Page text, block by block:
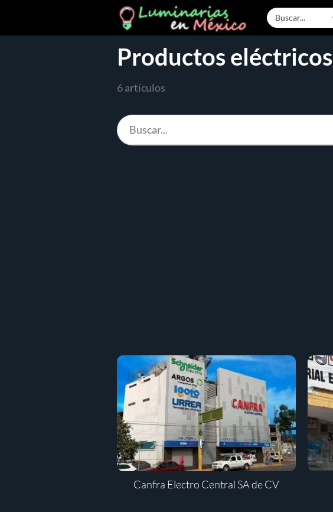
Productos eléctricos
6 artículos
Canfra Electro Central SA de CV